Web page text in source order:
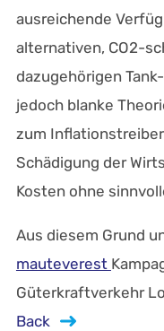
ausreichende
alternativen, CO2-
dazugehörigen
jedoch blanke
zum
Schädigung der
Kosten ohne
Aus diesem Grund
mauteverest
Güterkraftverkehr
Back